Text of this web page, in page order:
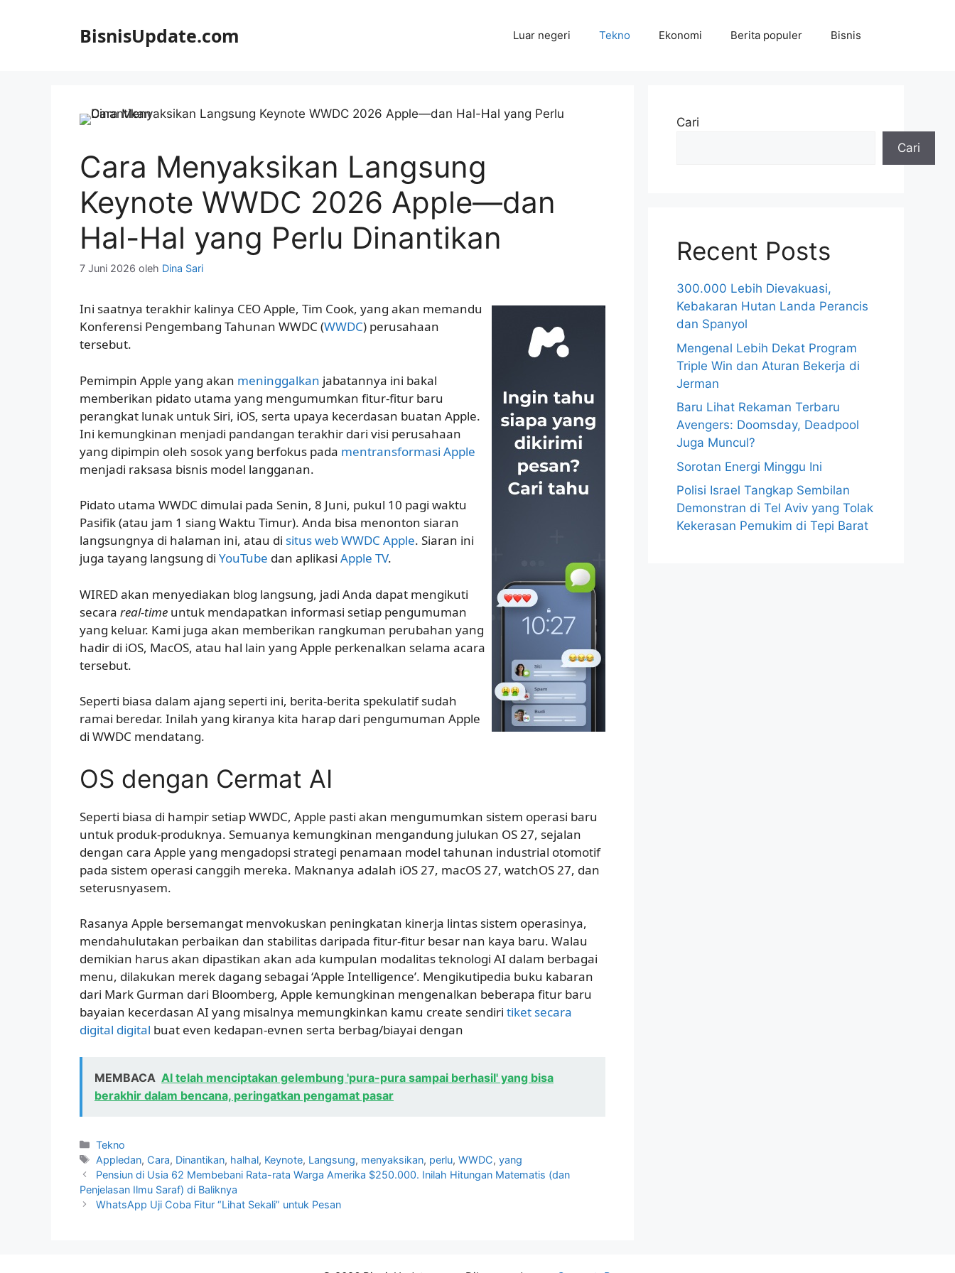
BisnisUpdate.com Luar negeri Tekno Ekonomi Berita populer Bisnis
Cara Menyaksikan Langsung
Keynote WWDC 2026 Apple—dan
Hal-Hal yang Perlu Dinantikan
7 Juni 2026 oleh Dina Sari
Ini saatnya terakhir kalinya CEO Apple, Tim Cook, yang akan memandu
Konferensi Pengembang Tahunan WWDC (WWDC) perusahaan
tersebut.
Pemimpin Apple yang akan meninggalkan jabatannya ini bakal
memberikan pidato utama yang mengumumkan fitur-fitur baru
perangkat lunak untuk Siri, iOS, serta upaya kecerdasan buatan Apple.
Ini kemungkinan menjadi pandangan terakhir dari visi perusahaan
yang dipimpin oleh sosok yang berfokus pada mentransformasi Apple
menjadi raksasa bisnis model langganan.
Pidato utama WWDC dimulai pada Senin, 8 Juni, pukul 10 pagi waktu
Pasifik (atau jam 1 siang Waktu Timur). Anda bisa menonton siaran
langsungnya di halaman ini, atau di situs web WWDC Apple. Siaran ini
juga tayang langsung di YouTube dan aplikasi Apple TV.
WIRED akan menyediakan blog langsung, jadi Anda dapat mengikuti
secara real-time untuk mendapatkan informasi setiap pengumuman
yang keluar. Kami juga akan memberikan rangkuman perubahan yang
hadir di iOS, MacOS, atau hal lain yang Apple perkenalkan selama acara
tersebut.
Seperti biasa dalam ajang seperti ini, berita-berita spekulatif sudah
ramai beredar. Inilah yang kiranya kita harap dari pengumuman Apple
di WWDC mendatang.
OS dengan Cermat AI
Seperti biasa di hampir setiap WWDC, Apple pasti akan mengumumkan sistem operasi baru
untuk produk-produknya. Semuanya kemungkinan mengandung julukan OS 27, sejalan
dengan cara Apple yang mengadopsi strategi penamaan model tahunan industrial otomotif
pada sistem operasi canggih mereka. Maknanya adalah iOS 27, macOS 27, watchOS 27, dan
seterusnyasem.
Rasanya Apple bersemangat menvokuskan peningkatan kinerja lintas sistem operasinya,
mendahulutakan perbaikan dan stabilitas daripada fitur-fitur besar nan kaya baru. Walau
demikian harus akan dipastikan akan ada kumpulan modalitas teknologi AI dalam berbagai
menu, dilakukan merek dagang sebagai ‘Apple Intelligence’. Mengikutipedia buku kabaran
dari Mark Gurman dari Bloomberg, Apple kemungkinan mengenalkan beberapa fitur baru
bayaian kecerdasan AI yang misalnya memungkinkan kamu create sendiri tiket secara
digital digital buat even kedapan-evnen serta berbag/biayai dengan
MEMBACA AI telah menciptakan gelembung 'pura-pura sampai berhasil' yang bisa
berakhir dalam bencana, peringatkan pengamat pasar
Kategori
Tekno
Tag
Appledan, Cara, Dinantikan, halhal, Keynote, Langsung, menyaksikan, perlu,WWDC,yang
Pensiun di Usia 62 Membebani Rata-rata Warga Amerika $250.000. Inilah Hitungan Matematis (dan
Penjelasan Ilmu Saraf) di Baliknya
WhatsApp Uji Coba Fitur “Lihat Sekali” untuk Pesan
Cari
Cari
Recent Posts
300.000 Lebih Dievakuasi,
Kebakaran Hutan Landa Perancis
dan Spanyol
Mengenal Lebih Dekat Program
Triple Win dan Aturan Bekerja di
Jerman
Baru Lihat Rekaman Terbaru
Avengers: Doomsday, Deadpool
Juga Muncul?
Sorotan Energi Minggu Ini
Polisi Israel Tangkap Sembilan
Demonstran di Tel Aviv yang Tolak
Kekerasan Pemukim di Tepi Barat